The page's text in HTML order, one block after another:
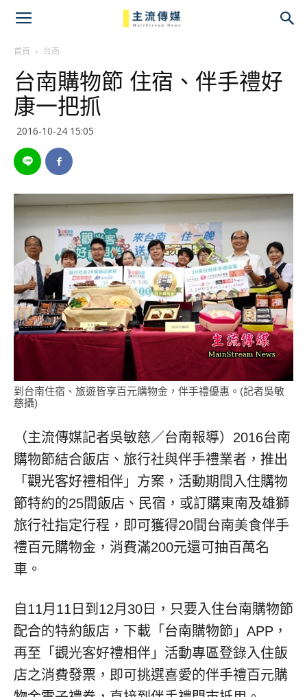
首頁 台南
台南購物節 住宿、伴手禮好
康一把抓
2016-10-24 15:05
到台南住宿、旅遊皆享百元購物金，伴手禮優惠。(記者吳敏
慈攝)
（主流傳媒記者吳敏慈／台南報導）2016台南
購物節結合飯店、旅行社與伴手禮業者，推出
「觀光客好禮相伴」方案，活動期間入住購物
節特約的25間飯店、民宿，或訂購東南及雄獅
旅行社指定行程，即可獲得20間台南美食伴手
禮百元購物金，消費滿200元還可抽百萬名
車。
自11月11日到12月30日，只要入住台南購物節
配合的特約飯店，下載「台南購物節」APP，
再至「觀光客好禮相伴」活動專區登錄入住飯
店之消費發票，即可挑選喜愛的伴手禮百元購